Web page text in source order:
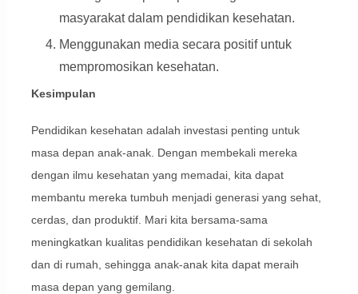
masyarakat dalam pendidikan kesehatan.
Menggunakan media secara positif untuk
mempromosikan kesehatan.
Kesimpulan
Pendidikan kesehatan adalah investasi penting untuk
masa depan anak-anak. Dengan membekali mereka
dengan ilmu kesehatan yang memadai, kita dapat
membantu mereka tumbuh menjadi generasi yang sehat,
cerdas, dan produktif. Mari kita bersama-sama
meningkatkan kualitas pendidikan kesehatan di sekolah
dan di rumah, sehingga anak-anak kita dapat meraih
masa depan yang gemilang.